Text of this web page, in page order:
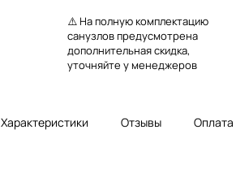
⚠️ На полную комплектацию
санузлов предусмотрена
дополнительная скидка,
уточняйте у менеджеров
Характеристики Отзывы Оплата